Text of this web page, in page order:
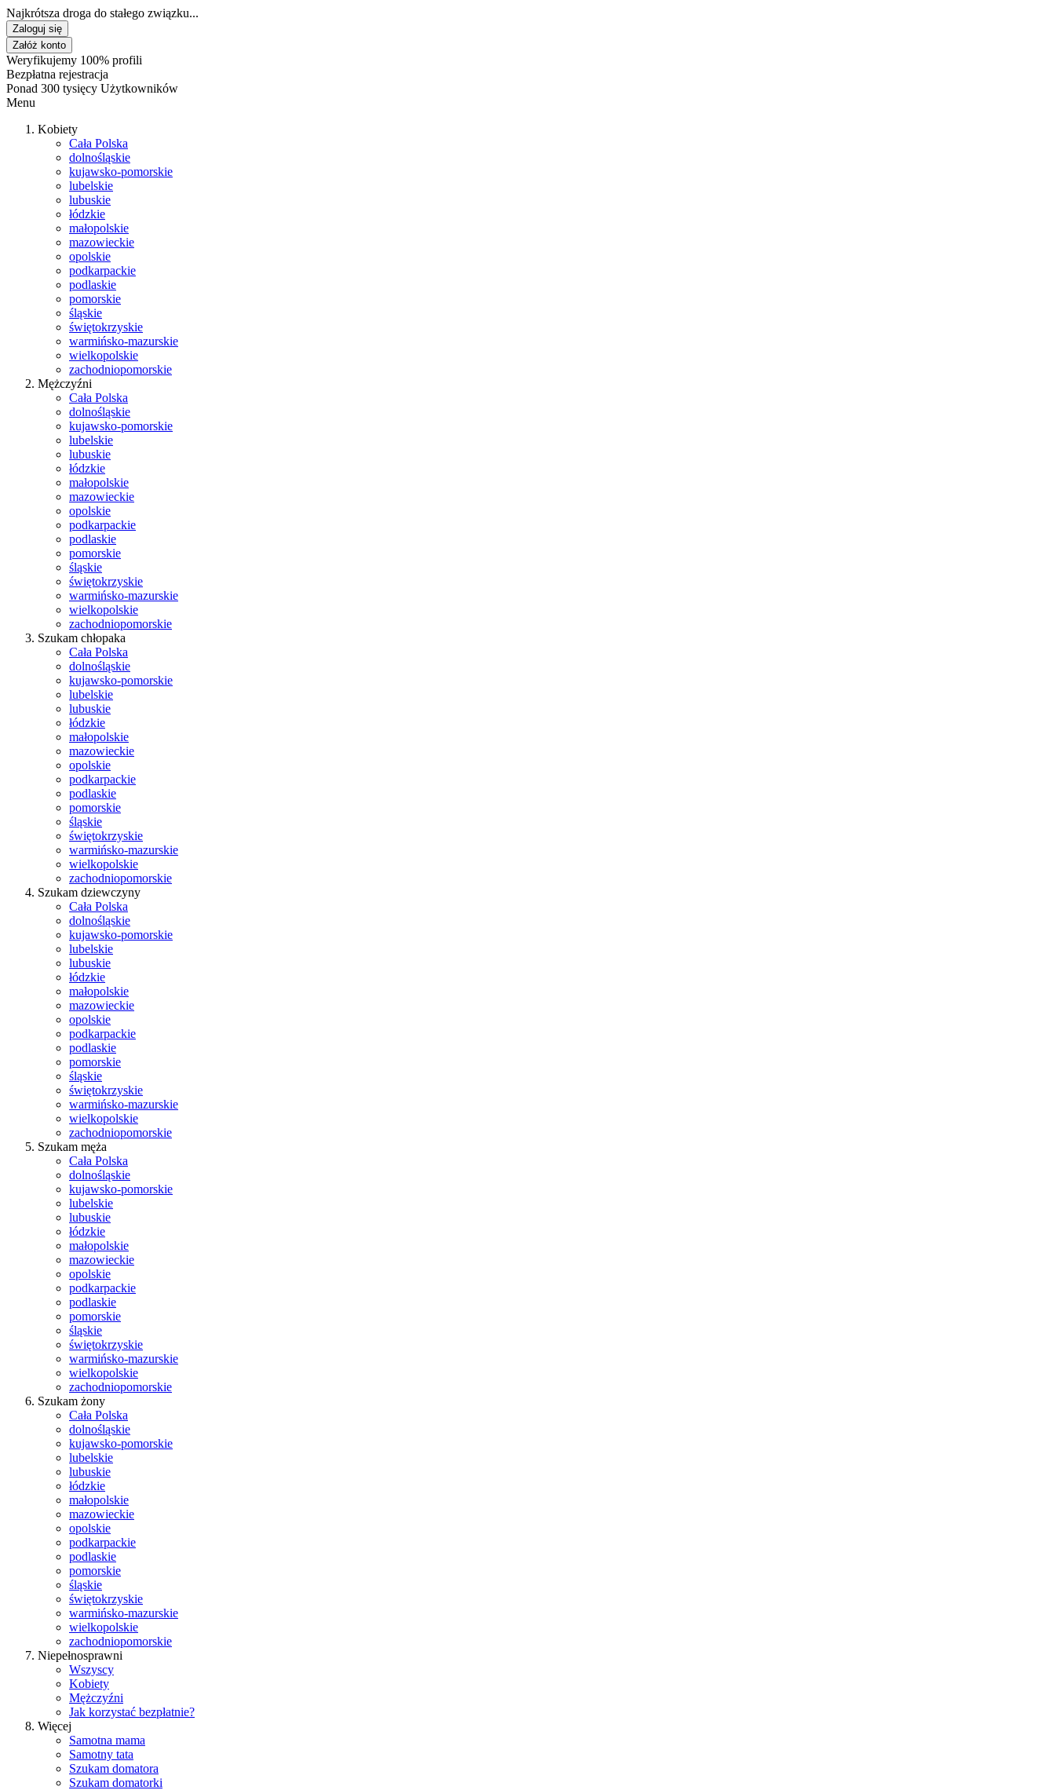
Najkrótsza droga do stałego związku...
Zaloguj się
Załóż konto
Weryfikujemy 100% profili
Bezpłatna rejestracja
Ponad 300 tysięcy Użytkowników
Menu
Kobiety
Cała Polska
dolnośląskie
kujawsko-pomorskie
lubelskie
lubuskie
łódzkie
małopolskie
mazowieckie
opolskie
podkarpackie
podlaskie
pomorskie
śląskie
świętokrzyskie
warmińsko-mazurskie
wielkopolskie
zachodniopomorskie
Mężczyźni
Cała Polska
dolnośląskie
kujawsko-pomorskie
lubelskie
lubuskie
łódzkie
małopolskie
mazowieckie
opolskie
podkarpackie
podlaskie
pomorskie
śląskie
świętokrzyskie
warmińsko-mazurskie
wielkopolskie
zachodniopomorskie
Szukam chłopaka
Cała Polska
dolnośląskie
kujawsko-pomorskie
lubelskie
lubuskie
łódzkie
małopolskie
mazowieckie
opolskie
podkarpackie
podlaskie
pomorskie
śląskie
świętokrzyskie
warmińsko-mazurskie
wielkopolskie
zachodniopomorskie
Szukam dziewczyny
Cała Polska
dolnośląskie
kujawsko-pomorskie
lubelskie
lubuskie
łódzkie
małopolskie
mazowieckie
opolskie
podkarpackie
podlaskie
pomorskie
śląskie
świętokrzyskie
warmińsko-mazurskie
wielkopolskie
zachodniopomorskie
Szukam męża
Cała Polska
dolnośląskie
kujawsko-pomorskie
lubelskie
lubuskie
łódzkie
małopolskie
mazowieckie
opolskie
podkarpackie
podlaskie
pomorskie
śląskie
świętokrzyskie
warmińsko-mazurskie
wielkopolskie
zachodniopomorskie
Szukam żony
Cała Polska
dolnośląskie
kujawsko-pomorskie
lubelskie
lubuskie
łódzkie
małopolskie
mazowieckie
opolskie
podkarpackie
podlaskie
pomorskie
śląskie
świętokrzyskie
warmińsko-mazurskie
wielkopolskie
zachodniopomorskie
Niepełnosprawni
Wszyscy
Kobiety
Mężczyźni
Jak korzystać bezpłatnie?
Więcej
Samotna mama
Samotny tata
Szukam domatora
Szukam domatorki